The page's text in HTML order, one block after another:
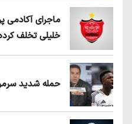
ماجرای
خلیلی تخلف
حمله شدید